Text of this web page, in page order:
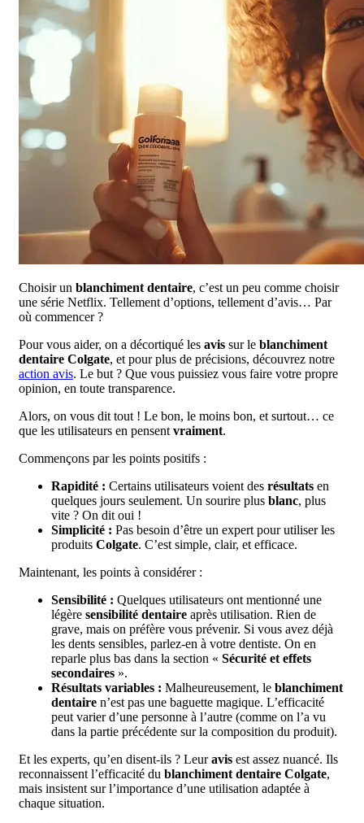
Choisir un blanchiment dentaire, c’est un peu comme choisir
une série Netflix. Tellement d’options, tellement d’avis… Par
où commencer ?
Pour vous aider, on a décortiqué les avis sur le blanchiment
dentaire Colgate, et pour plus de précisions, découvrez notre
action avis. Le but ? Que vous puissiez vous faire votre propre
opinion, en toute transparence.
Alors, on vous dit tout ! Le bon, le moins bon, et surtout… ce
que les utilisateurs en pensent vraiment.
Commençons par les points positifs :
Rapidité : Certains utilisateurs voient des résultats en
quelques jours seulement. Un sourire plus blanc, plus
vite ? On dit oui !
Simplicité : Pas besoin d’être un expert pour utiliser les
produits Colgate. C’est simple, clair, et efficace.
Maintenant, les points à considérer :
Sensibilité : Quelques utilisateurs ont mentionné une
légère sensibilité dentaire après utilisation. Rien de
grave, mais on préfère vous prévenir. Si vous avez déjà
les dents sensibles, parlez-en à votre dentiste. On en
reparle plus bas dans la section « Sécurité et effets
secondaires ».
Résultats variables : Malheureusement, le blanchiment
dentaire n’est pas une baguette magique. L’efficacité
peut varier d’une personne à l’autre (comme on l’a vu
dans la partie précédente sur la composition du produit).
Et les experts, qu’en disent-ils ? Leuravis est assez nuancé. Ils
reconnaissent l’efficacité du blanchiment dentaire Colgate,
mais insistent sur l’importance d’une utilisation adaptée à
chaque situation.